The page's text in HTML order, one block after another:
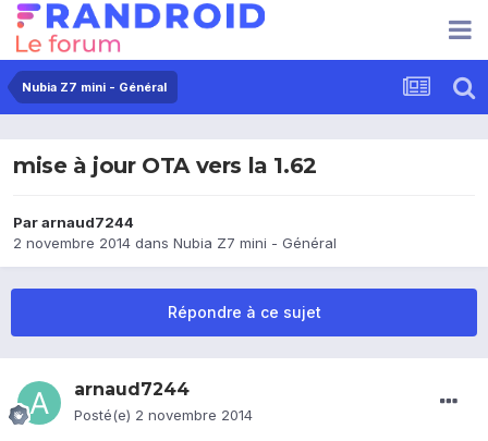
Nubia Z7 mini - Général
mise à jour OTA vers la 1.62
Pararnaud7244
2 novembre 2014 dans Nubia Z7 mini - Général
Répondre à ce sujet
arnaud7244
Posté(e) 2 novembre 2014